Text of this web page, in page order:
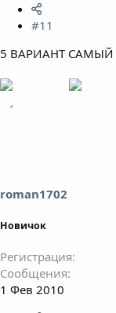
#11
5 ВАРИАНТ САМЫЙ
roman1702
Новичок
Регистрация
Сообщения
1 Фев 2010